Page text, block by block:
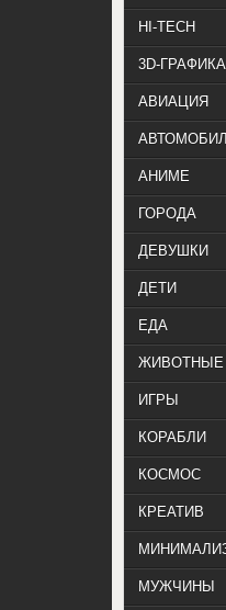
HI-TECH
3D-ГРАФИКА
АВИАЦИЯ
АНИМЕ
ГОРОДА
ДЕВУШКИ
ДЕТИ
ЕДА
ЖИВОТНЫЕ
ИГРЫ
КОРАБЛИ
КОСМОС
КРЕАТИВ
МУЖЧИНЫ